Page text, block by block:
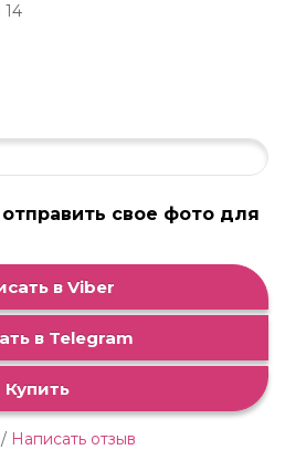
14
свое фото для
в Viber
в Telegram
Купить
/ Написать отзыв